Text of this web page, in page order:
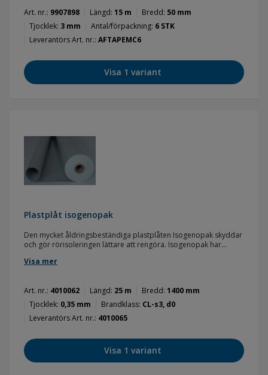
Art. nr. 9907898 Längd 15 m Bredd 50 mm
Tjocklek 3 mm Antal/förpackning 6 STK
Leverantörs Art. nr. AFTAPEMC6
Visa 1 variant
Plastplåt isogenopak
Den mycket åldringsbeständiga plastplåten Isogenopak skyddar
och gör rörisoleringen lättare att rengöra. Isogenopak har
bensin, alifatiska kolväten och frätande atmosfär. Materialet kan
och HFCKW, framställd utan tungmetallerna kadmium, bly,
kvicksilver, krom eller föreningar med dessa, framställd utan
användning av silikon, utan mjukgörare. ISOGENOPAK är inte
lämpat för utomhusanvändning (UV-ljus).
Visa mer
Art. nr. 4010062 Längd 25 m Bredd 1400 mm
Tjocklek 0,35 mm Brandklass CL-s3, d0
Leverantörs Art. nr. 4010065
Visa 1 variant